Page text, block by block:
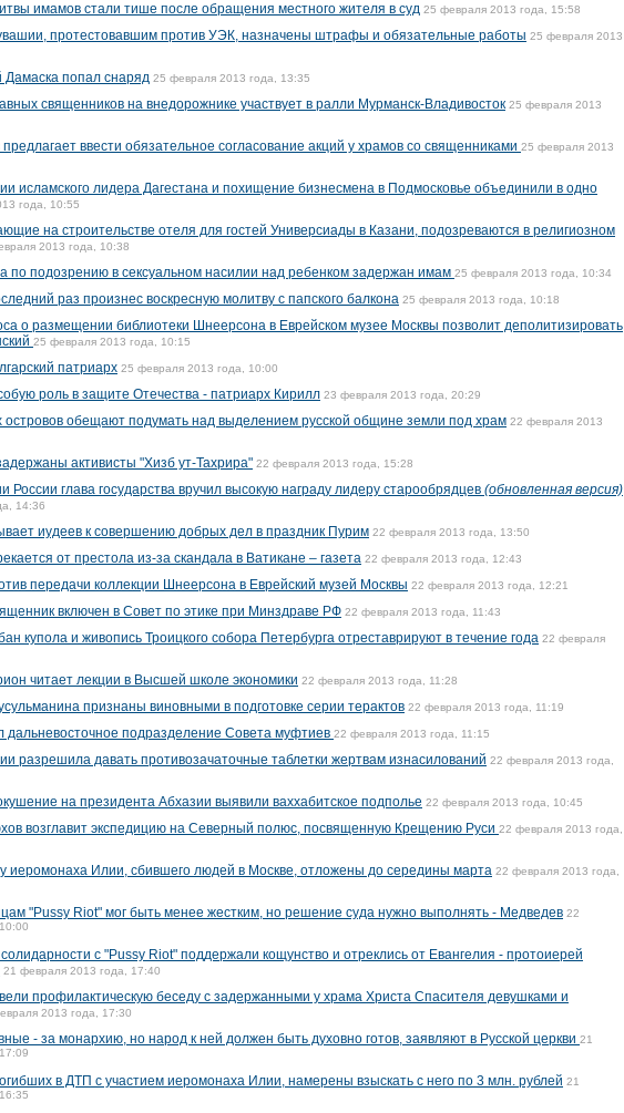
имамов стали тише после обращения местного жителя в суд 25 февраля 2013 года, 15:58
протестовавшим против УЭК, назначены штрафы и обязательные работы 25 февраля 2013
Дамаска попал снаряд 25 февраля 2013 года, 13:35
священников на внедорожнике участвует в ралли Мурманск-Владивосток 25 февраля 2013
ввести обязательное согласование акций у храмов со священниками 25 февраля 2013
исламского лидера Дагестана и похищение бизнесмена в Подмосковье объединили в одно
года, 10:55
на строительстве отеля для гостей Универсиады в Казани, подозреваются в религиозном
2013 года, 10:38
по подозрению в сексуальном насилии над ребенком задержан имам 25 февраля 2013 года, 10:34
раз произнес воскресную молитву с папского балкона 25 февраля 2013 года, 10:18
о размещении библиотеки Шнеерсона в Еврейском музее Москвы позволит деполитизировать
25 февраля 2013 года, 10:15
патриарх 25 февраля 2013 года, 10:00
роль в защите Отечества - патриарх Кирилл 23 февраля 2013 года, 20:29
островов обещают подумать над выделением русской общине земли под храм 22 февраля 2013
активисты "Хизб ут-Тахрира" 22 февраля 2013 года, 15:28
России глава государства вручил высокую награду лидеру старообрядцев (обновленная версия)
14:36
иудеев к совершению добрых дел в праздник Пурим 22 февраля 2013 года, 13:50
от престола из-за скандала в Ватикане – газета 22 февраля 2013 года, 12:43
передачи коллекции Шнеерсона в Еврейский музей Москвы 22 февраля 2013 года, 12:21
включен в Совет по этике при Минздраве РФ 22 февраля 2013 года, 11:43
купола и живопись Троицкого собора Петербурга отреставрируют в течение года 22 февраля
читает лекции в Высшей школе экономики 22 февраля 2013 года, 11:28
признаны виновными в подготовке серии терактов 22 февраля 2013 года, 11:19
дальневосточное подразделение Совета муфтиев 22 февраля 2013 года, 11:15
разрешила давать противозачаточные таблетки жертвам изнасилований 22 февраля 2013 года,
на президента Абхазии выявили ваххабитское подполье 22 февраля 2013 года, 10:45
возглавит экспедицию на Северный полюс, посвященную Крещению Руси 22 февраля 2013 года,
иеромонаха Илии, сбившего людей в Москве, отложены до середины марта 22 февраля 2013 года,
"Pussy Riot" мог быть менее жестким, но решение суда нужно выполнять - Медведев 22
с "Pussy Riot" поддержали кощунство и отреклись от Евангелия - протоиерей
21 февраля 2013 года, 17:40
профилактическую беседу с задержанными у храма Христа Спасителя девушками и
2013 года, 17:30
- за монархию, но народ к ней должен быть духовно готов, заявляют в Русской церкви 21
в ДТП с участием иеромонаха Илии, намерены взыскать с него по 3 млн. рублей 21